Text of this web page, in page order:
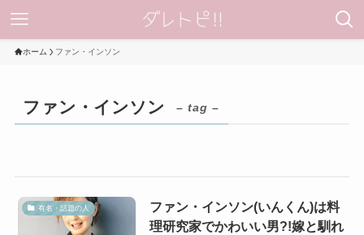
ホーム ファン・インソン
ファン・インソン – tag –
有名・話題の人
ファン・インソン(いんくん)は料
理研究家でかわいい男?!嫁と馴れ